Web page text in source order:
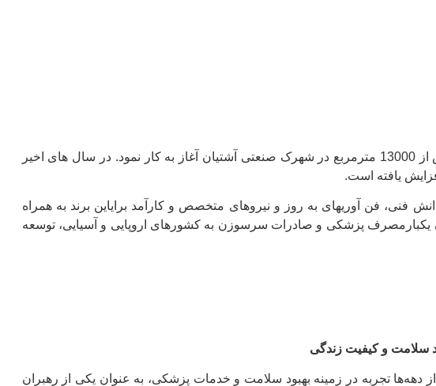
آوا پزشک در سال 1375 در فضایی به مساحت 13 هكتار و فضای تولیدی بيش از 13000 مترمربع در شهرک صنعتی آشتیان آغاز به کار نمود. در سال های اخیر
فنی، فن آوریهای به روز و نیروهای متخصص و کارآمد برایاین برند به همراه
نزدیک به 85% نیاز کشور به سرسوزن یکبارمصرف پزشکی و صادرات سرسوزن به کشورهای اروپایی و آسیایی، توسعه
سلامت و کیفیت زندگی
دهه‌ها تجربه در زمینه بهبود سلامت و خدمات پزشکی، به عنوان یکی از رهبران